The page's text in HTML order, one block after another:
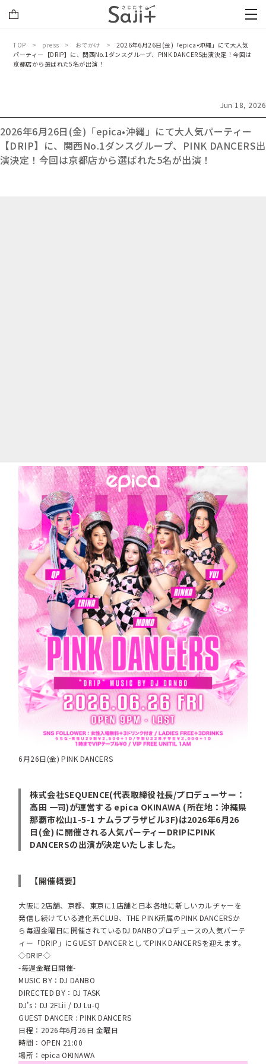
TOP press おでかけ
2026年6月26日(金)「epica•沖縄」にて大人気
パーティー【DRIP】に、関西No.1ダンスグループ、PINK DANCERS出演決定！今回は
京都店から選ばれた5名が出演！
Jun 18, 2026
2026年6月26日(金)「epica•沖縄」にて大人気パーティー
【DRIP】に、関西No.1ダンスグループ、PINK DANCERS出
演決定！今回は京都店から選ばれた5名が出演！
6月26日(金) PINK DANCERS
株式会社SEQUENCE(代表取締役社長/プロデューサー：
高田 一司)が運営する epica OKINAWA (所在地：沖縄県
那覇市松山1-5-1 ナムラプラザビル3F)は2026年6月26
日(金) に開催される人気パーティーDRIPにPINK
DANCERSの出演が決定いたしました。
【開催概要】
大阪に2店舗、京都、東京に1店舗と日本各地に新しいカルチャーを
発信し続けている進化系CLUB、THE PINK所属のPINK DANCERSか
ら毎週金曜日に開催されているDJ DANBOプロデュースの人気パーテ
ィー「DRIP」にGUEST DANCERとしてPINK DANCERSを迎えます。
◇DRIP◇
-毎週金曜日開催-
MUSIC BY：DJ DANBO
DIRECTED BY：DJ TASK
DJ’s：DJ 2FLii / DJ Lu-Q
GUEST DANCER : PINK DANCERS
日程：2026年6月26日 金曜日
時間：OPEN 21:00
場所：epica OKINAWA